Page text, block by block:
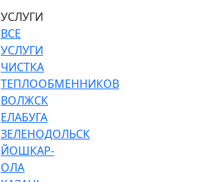
УСЛУГИ
ВСЕ
УСЛУГИ
ЧИСТКА
ТЕПЛООБМЕННИКОВ
ВОЛЖСК
ЕЛАБУГА
ЗЕЛЕНОДОЛЬСК
ЙОШКАР-
ОЛА